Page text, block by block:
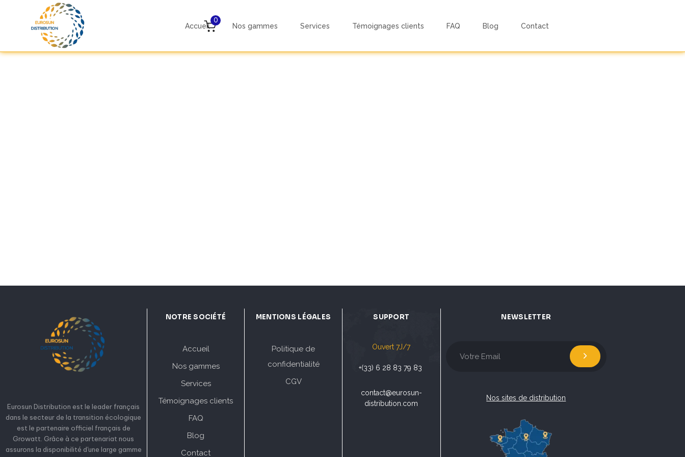
Accueil Nos gammes Services Témoignages clients FAQ Blog Contact
0
Eurosun Distribution est le leader français
dans le secteur de la transition écologique
est le partenaire officiel français de
Growatt. Grâce à ce partenariat nous
assurons la disponibilité d'une large gamme
NOTRE SOCIÉTÉ
Accueil
Nos gammes
Services
Témoignages clients
FAQ
Blog
Contact
MENTIONS LÉGALES
Politique de
confidentialité
CGV
SUPPORT
Ouvert 7J/7
+(33) 6 28 83 79 83
contact@eurosun-
distribution.com
NEWSLETTER
Nos sites de distribution